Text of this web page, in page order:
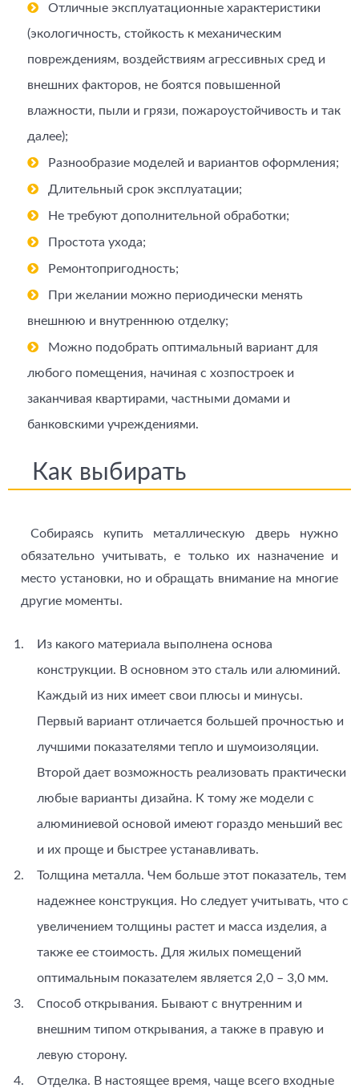
Отличные эксплуатационные характеристики
(экологичность, стойкость к механическим
повреждениям, воздействиям агрессивных сред и
внешних факторов, не боятся повышенной
влажности, пыли и грязи, пожароустойчивость и так
далее);
Разнообразие моделей и вариантов оформления;
Длительный срок эксплуатации;
Не требуют дополнительной обработки;
Простота ухода;
Ремонтопригодность;
При желании можно периодически менять
внешнюю и внутреннюю отделку;
Можно подобрать оптимальный вариант для
любого помещения, начиная с хозпостроек и
заканчивая квартирами, частными домами и
банковскими учреждениями.
Как выбирать
Собираясь купить металлическую дверь нужно
обязательно учитывать, е только их назначение и
место установки, но и обращать внимание на многие
другие моменты.
Из какого материала выполнена основа
конструкции. В основном это сталь или алюминий.
Каждый из них имеет свои плюсы и минусы.
Первый вариант отличается большей прочностью и
лучшими показателями тепло и шумоизоляции.
Второй дает возможность реализовать практически
любые варианты дизайна. К тому же модели с
алюминиевой основой имеют гораздо меньший вес
и их проще и быстрее устанавливать.
Толщина металла. Чем больше этот показатель, тем
надежнее конструкция. Но следует учитывать, что с
увеличением толщины растет и масса изделия, а
также ее стоимость. Для жилых помещений
оптимальным показателем является 2,0 – 3,0 мм.
Способ открывания. Бывают с внутренним и
внешним типом открывания, а также в правую и
левую сторону.
Отделка. В настоящее время, чаще всего входные